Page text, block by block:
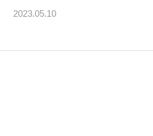
2023.05.10